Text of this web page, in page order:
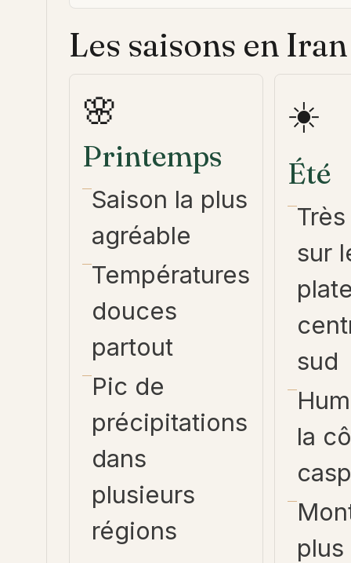
Les saisons en Iran
🌸
Printemps
Saison la plus
agréable
Températures
douces
partout
Pic de
précipitations
dans
plusieurs
régions
☀️
Été
sur
sud
la
plus